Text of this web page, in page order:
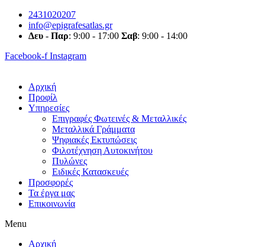
Skip
content
2431020207
info@epigrafesatlas.gr
Δευ - Παρ: 9:00 - 17:00 Σαβ: 9:00 - 14:00
Facebook-f Instagram
Αρχική
Προφίλ
Υπηρεσίες
Επιγραφές Φωτεινές & Μεταλλικές
Μεταλλικά Γράμματα
Ψηφιακές Εκτυπώσεις
Φιλοτέχνηση Αυτοκινήτου
Πυλώνες
Ειδικές Κατασκευές
Προσφορές
Τα έργα μας
Επικοινωνία
Menu
Αρχική